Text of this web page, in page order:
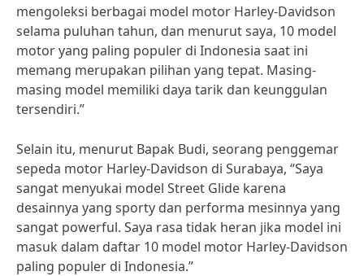
mengoleksi berbagai model motor Harley-Davidson
selama puluhan tahun, dan menurut saya, 10 model
motor yang paling populer di Indonesia saat ini
memang merupakan pilihan yang tepat. Masing-
masing model memiliki daya tarik dan keunggulan
tersendiri.”
Selain itu, menurut Bapak Budi, seorang penggemar
sepeda motor Harley-Davidson di Surabaya, “Saya
sangat menyukai model Street Glide karena
desainnya yang sporty dan performa mesinnya yang
sangat powerful. Saya rasa tidak heran jika model ini
masuk dalam daftar 10 model motor Harley-Davidson
paling populer di Indonesia.”